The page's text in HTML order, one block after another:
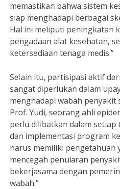
memastikan bahwa sistem
siap menghadapi berbagai
Hal ini meliputi peningkatan
pengadaan alat kesehatan,
ketersediaan tenaga medis.”
Selain itu, partisipasi aktif
sangat diperlukan dalam
menghadapi wabah
Prof. Yudi, seorang ahli
perlu dilibatkan dalam setiap
dan implementasi program
harus memiliki pengetahuan
mencegah penularan
bekerjasama dengan
wabah.”